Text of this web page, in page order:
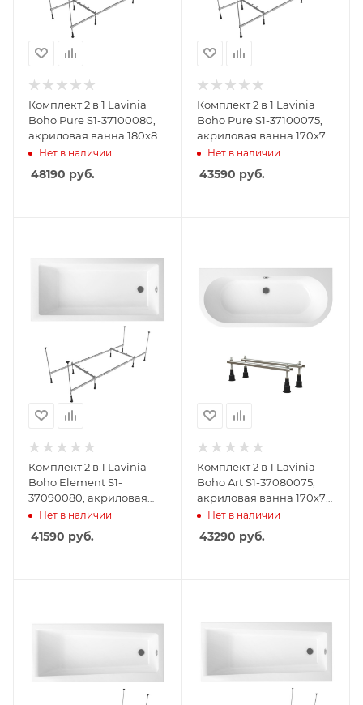
Комплект 2 в 1 Lavinia
Boho Pure S1-37100080,
акриловая ванна 180x80
см, усиленный
металлический каркас с
монтажным набором
Нет в наличии
48190 руб.
Комплект 2 в 1 Lavinia
Boho Pure S1-37100075,
акриловая ванна 170x75
см, усиленный
металлический каркас с
монтажным набором
Нет в наличии
43590 руб.
Комплект 2 в 1 Lavinia
Boho Element S1-
37090080, акриловая
ванна 170x80 см,
усиленный
металлический каркас с
Нет в наличии
41590 руб.
Комплект 2 в 1 Lavinia
Boho Art S1-37080075,
акриловая ванна 170x75
см, усиленные
металлические ножки с
монтажным набором
Нет в наличии
43290 руб.